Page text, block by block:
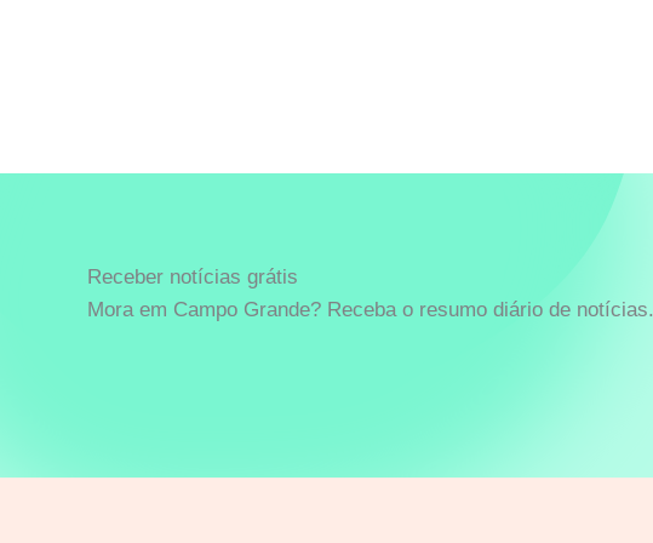
Receber notícias grátis
Mora em Campo Grande? Receba o resumo diário de notícias.